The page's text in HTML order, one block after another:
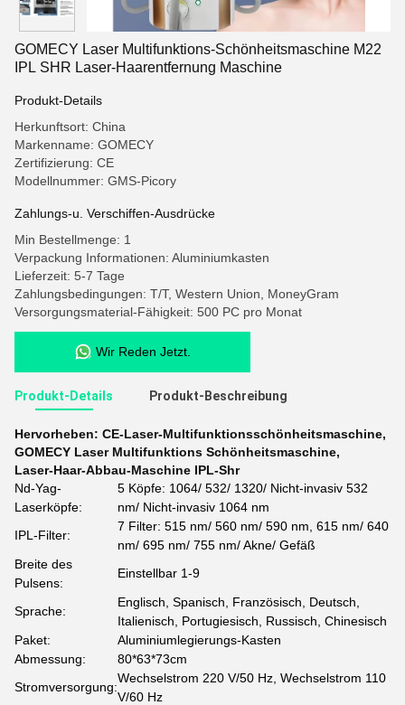
GOMECY Laser Multifunktions-Schönheitsmaschine M22
IPL SHR Laser-Haarentfernung Maschine
Produkt-Details
Herkunftsort: China
Markenname: GOMECY
Zertifizierung: CE
Modellnummer: GMS-Picory
Zahlungs-u. Verschiffen-Ausdrücke
Min Bestellmenge: 1
Verpackung Informationen: Aluminiumkasten
Lieferzeit: 5-7 Tage
Zahlungsbedingungen: T/T, Western Union, MoneyGram
Versorgungsmaterial-Fähigkeit: 500 PC pro Monat
Wir Reden Jetzt.
Produkt-Details Produkt-Beschreibung
Hervorheben: CE-Laser-Multifunktionsschönheitsmaschine,
GOMECY Laser Multifunktions Schönheitsmaschine,
Laser-Haar-Abbau-Maschine IPL-Shr
Nd-Yag-
Laserköpfe:
5 Köpfe: 1064/ 532/ 1320/ Nicht-invasiv 532
nm/ Nicht-invasiv 1064 nm
IPL-Filter:
7 Filter: 515 nm/ 560 nm/ 590 nm, 615 nm/ 640
nm/ 695 nm/ 755 nm/ Akne/ Gefäß
Breite des
Pulsens:
Einstellbar 1-9
Sprache:
Englisch, Spanisch, Französisch, Deutsch,
Italienisch, Portugiesisch, Russisch, Chinesisch
Paket:
Aluminiumlegierungs-Kasten
Abmessung:
80*63*73cm
Stromversorgung:
Wechselstrom 220 V/50 Hz, Wechselstrom 110
V/60 Hz